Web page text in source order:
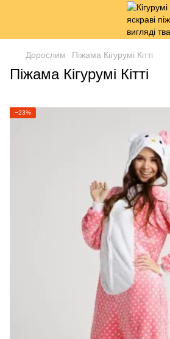
Дорослим Піжама Кігурумі Кітті
Піжама Кігурумі Кітті
−23%